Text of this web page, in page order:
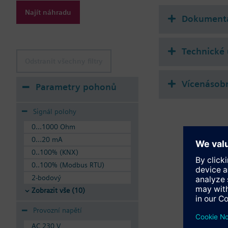
VVF52...G:
Available up to
Najít náhradu
Parametry pohonů
Signál polohy
0...1000 Ohm
0...20 mA
0..100% (KNX)
0..100% (Modbus RTU)
2-bodový
Zobrazit vše (10)
Provozní napětí
AC 230 V
Technické